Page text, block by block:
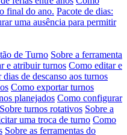
final do ano. Pacote de dias:
uma ausência para permitir
de Turno Sobre a ferramenta
e atribuir turnos Como editar e
de descanso aos turnos
Como exportar turnos
planejados Como configurar
Sobre turnos rotativos Sobre a
uma troca de turno Como
Sobre as ferramentas do